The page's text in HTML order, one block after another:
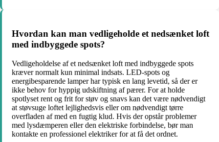
Hvordan kan man vedligeholde et nedsænket loft
med indbyggede spots?
Vedligeholdelse af et nedsænket loft med indbyggede spots
kræver normalt kun minimal indsats. LED-spots og
energibesparende lamper har typisk en lang levetid, så der er
ikke behov for hyppig udskiftning af pærer. For at holde
spotlyset rent og frit for støv og snavs kan det være nødvendigt
at støvsuge loftet lejlighedsvis eller om nødvendigt tørre
overfladen af med en fugtig klud. Hvis der opstår problemer
med lysdæmperen eller den elektriske forbindelse, bør man
kontakte en professionel elektriker for at få det ordnet.